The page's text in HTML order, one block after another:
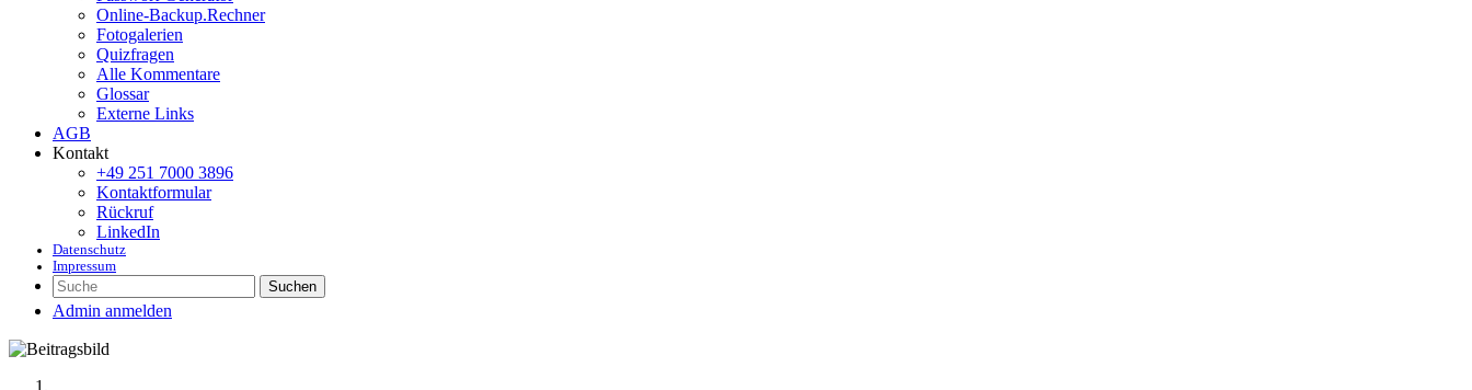
Online-Backup.Rechner
Fotogalerien
Quizfragen
Alle Kommentare
Glossar
Externe Links
AGB
Kontakt
+49 251 7000 3896
Kontaktformular
Rückruf
LinkedIn
Datenschutz
Impressum
Suchen
Admin anmelden